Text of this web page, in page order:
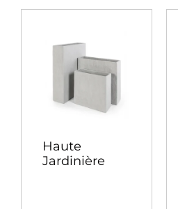
Haute
Jardinière